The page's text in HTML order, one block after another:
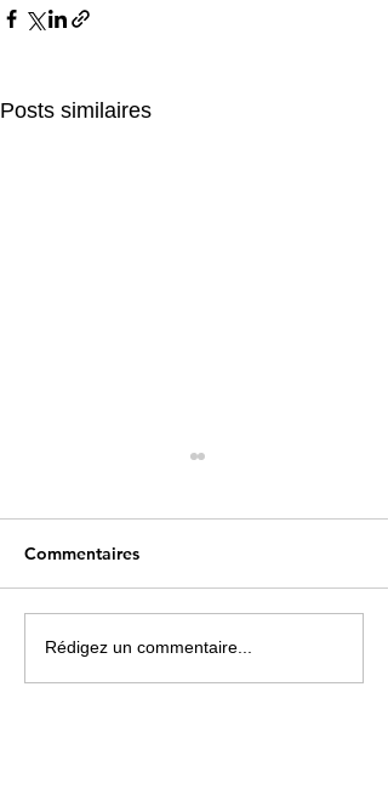
Posts similaires
Une carte « musicale »
parfaitement insolite !
Commentaires
Rédigez un commentaire...